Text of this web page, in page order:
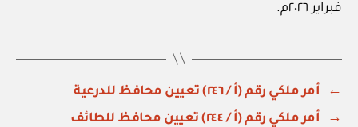
فبراير ٢٠٢٦م.
←
أمر ملكي رقم (أ / ٢٤٦) تعيين محافظ للدرعية
→
أمر ملكي رقم (أ / ٢٤٤) تعيين محافظ للطائف